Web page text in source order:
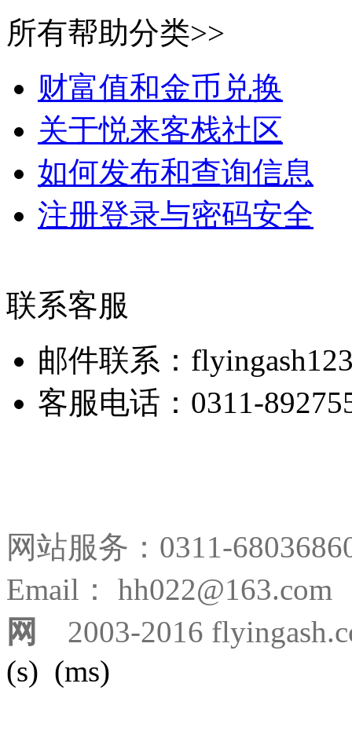
所有帮助分类>>
财富值和金币兑换
关于悦来客栈社区
如何发布和查询信息
注册登录与密码安全
联系客服
邮件联系：
客服电话：0311-
网站服务：0311-
Email：
网
2003-2016
(s) (ms)